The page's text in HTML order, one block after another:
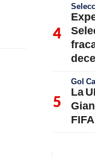
Gol
La